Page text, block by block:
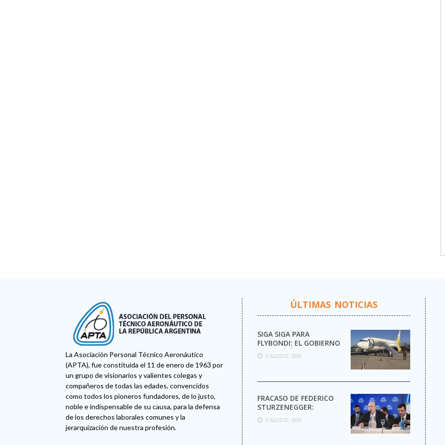
La Asociación Personal Técnico Aeronáutico
(APTA), fue constituida el 11 de enero de 1963 por
un grupo de visionarios y valientes colegas y
compañeros de todas las edades, convencidos
como todos los pioneros fundadores, de lo justo,
noble e indispensable de su causa, para la defensa
de los derechos laborales comunes y la
jerarquización de nuestra profesión.
ÚLTIMAS NOTICIAS
SIGA SIGA PARA
FLYBONDI: EL GOBIERNO
AUTORIZÓ LA VENTA DE
MÁS PASAJES
6 AGOSTO, 2026
FRACASO DE FEDERICO
STURZENEGGER:
6 AGOSTO, 2026